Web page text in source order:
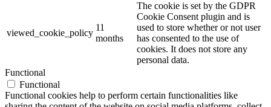
viewed_cookie_policy
11
months
The cookie is set by the GDPR
Cookie Consent plugin and is
used to store whether or not user
has consented to the use of
cookies. It does not store any
personal data.
Functional
Functional
Functional cookies help to perform certain functionalities like